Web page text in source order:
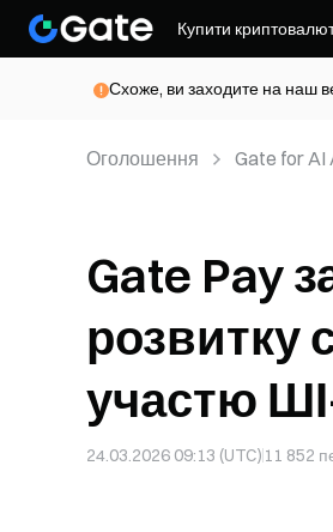
Купити
Схоже, ви заходите на наш
Оголошення Gate for AI
Gate Pay
розвитку
участю
24.03.2026 09:13 (UTC) 11 852